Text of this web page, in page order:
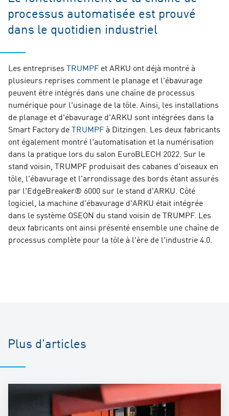
processus automatisée est prouvé
dans le quotidien industriel
Les entreprises TRUMPF et ARKU ont déjà montré à
plusieurs reprises comment le planage et l'ébavurage
peuvent être intégrés dans une chaîne de processus
numérique pour l'usinage de la tôle. Ainsi, les installations
de planage et d'ébavurage d'ARKU sont intégrées dans la
Smart Factory deTRUMPFà Ditzingen. Les deux fabricants
ont également montré l'automatisation et la numérisation
dans la pratique lors du salon EuroBLECH 2022. Sur le
stand voisin, TRUMPF produisait des cabanes d'oiseaux en
tôle, l'ébavurage et l'arrondissage des bords étant assurés
par l'EdgeBreaker® 6000 sur le stand d'ARKU. Côté
logiciel, la machine d'ébavurage d'ARKU était intégrée
dans le système OSEON du stand voisin de TRUMPF. Les
deux fabricants ont ainsi présenté ensemble une chaîne de
processus complète pour la tôle à l'ère de l'industrie 4.0.
Plus d'articles